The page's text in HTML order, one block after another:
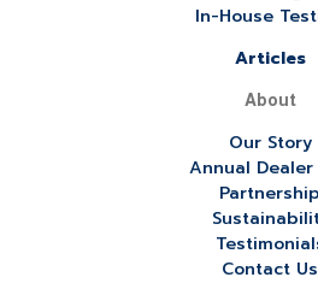
In-House
Articles
About
Our Story
Annual Dealer
Partnership
Contact Us